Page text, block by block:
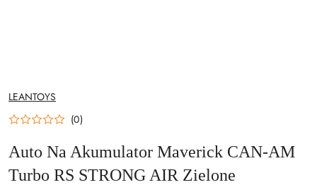
NAZWA
PRODUCENTA:
LEANTOYS
(0)
Auto Na Akumulator Maverick CAN-AM
Turbo RS STRONG AIR Zielone